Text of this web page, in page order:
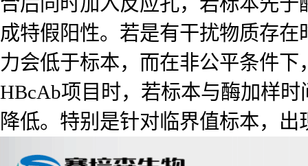
成特假阳性。若是有干扰物质存
力会低于标本，而在非公平条件
HBcAb项目时，若标本与酶加样
降低。特别是针对临界值标本，出